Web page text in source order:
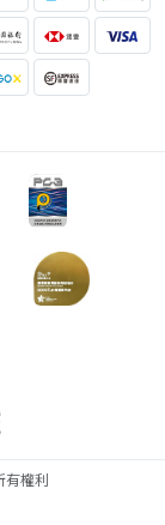
權利